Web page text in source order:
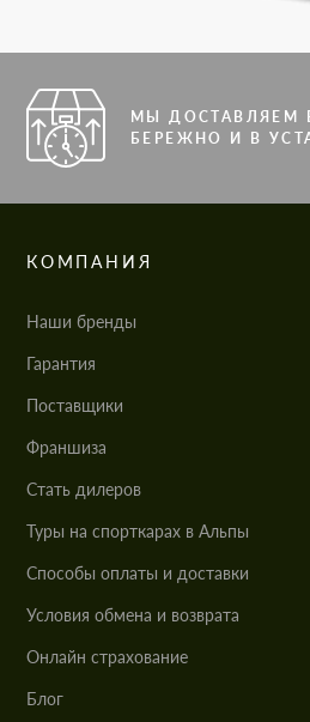
МЫ ДОСТАВЛЯЕМ
БЕРЕЖНО И В
КОМПАНИЯ
Наши бренды
Гарантия
Поставщики
Франшиза
Стать дилеров
Туры на спорткарах в Альпы
Cпособы оплаты и доставки
Условия обмена и возврата
Онлайн страхование
Блог